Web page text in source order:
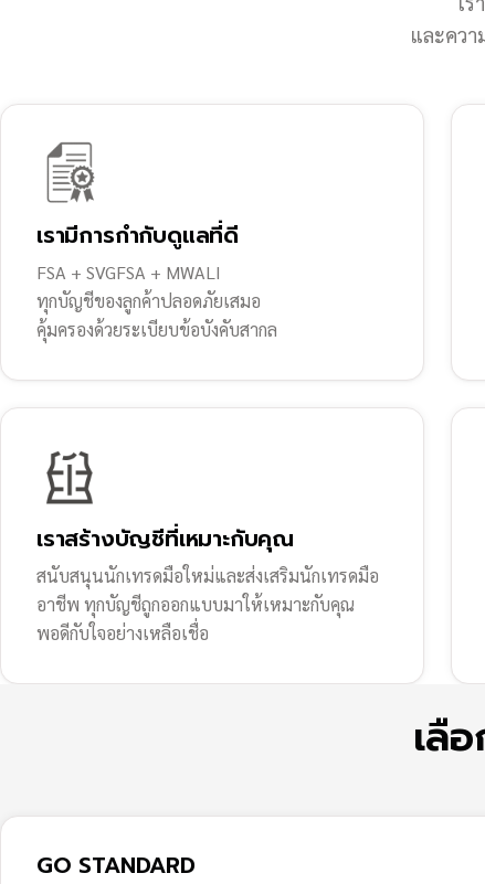
และควา
เรามีการกำกับดูแลที่ดี
FSA + SVGFSA + MWALI
ทุกบัญชีของลูกค้าปลอดภัยเสมอ
คุ้มครองด้วยระเบียบข้อบังคับสากล
เราสร้างบัญชีที่เหมาะกับคุณ
สนับสนุนนักเทรดมือใหม่และส่งเสริมนักเทรดมือ
อาชีพ ทุกบัญชีถูกออกแบบมาให้เหมาะกับคุณ
พอดีกับใจอย่างเหลือเชื่อ
เลื
GO STANDARD